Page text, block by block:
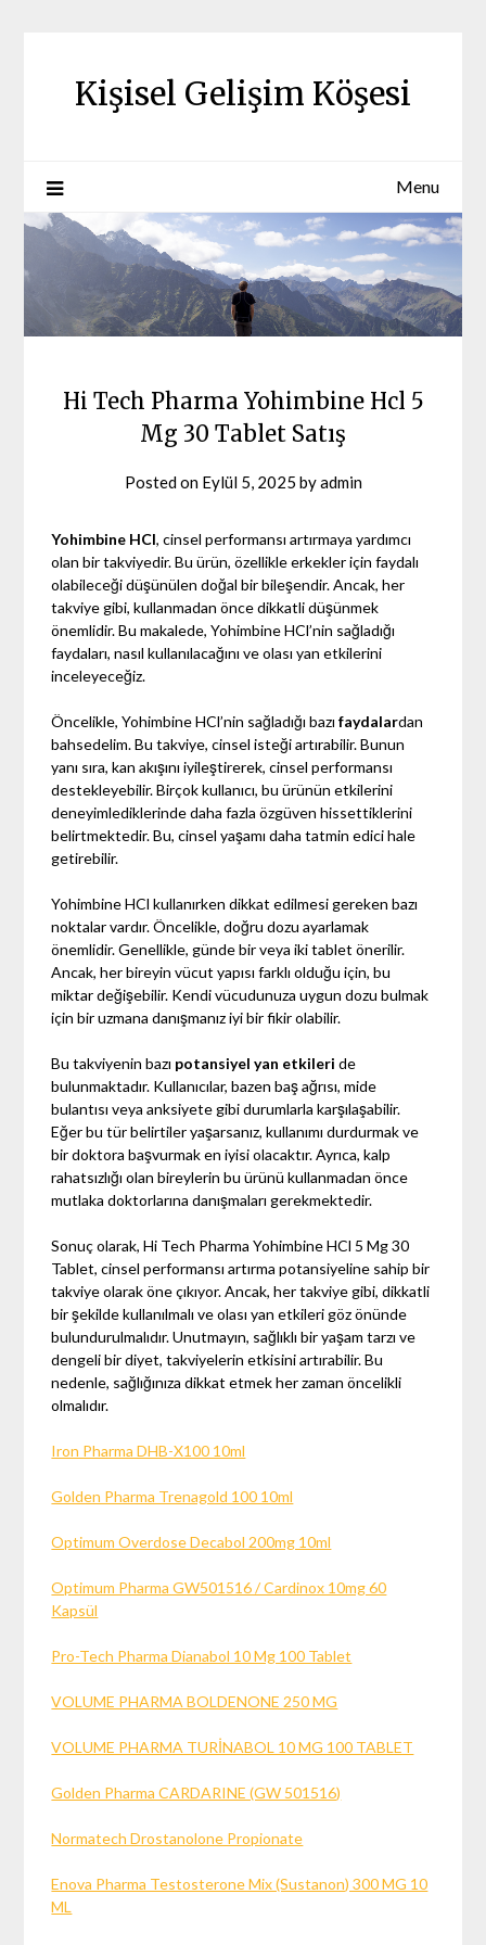
Kişisel Gelişim Köşesi
Menu
Hi Tech Pharma Yohimbine Hcl 5
Mg 30 Tablet Satış
Posted on Eylül 5, 2025 byadmin
Yohimbine HCl, cinsel performansı artırmaya yardımcı
olan bir takviyedir. Bu ürün, özellikle erkekler için faydalı
olabileceği düşünülen doğal bir bileşendir. Ancak, her
takviye gibi, kullanmadan önce dikkatli düşünmek
önemlidir. Bu makalede, Yohimbine HCl’nin sağladığı
faydaları, nasıl kullanılacağını ve olası yan etkilerini
inceleyeceğiz.
Öncelikle, Yohimbine HCl’nin sağladığı bazıfaydalardan
bahsedelim. Bu takviye, cinsel isteği artırabilir. Bunun
yanı sıra, kan akışını iyileştirerek, cinsel performansı
destekleyebilir. Birçok kullanıcı, bu ürünün etkilerini
deneyimlediklerinde daha fazla özgüven hissettiklerini
belirtmektedir. Bu, cinsel yaşamı daha tatmin edici hale
getirebilir.
Yohimbine HCl kullanırken dikkat edilmesi gereken bazı
noktalar vardır. Öncelikle, doğru dozu ayarlamak
önemlidir. Genellikle, günde bir veya iki tablet önerilir.
Ancak, her bireyin vücut yapısı farklı olduğu için, bu
miktar değişebilir. Kendi vücudunuza uygun dozu bulmak
için bir uzmana danışmanız iyi bir fikir olabilir.
Bu takviyenin bazı potansiyel yan etkileri de
bulunmaktadır. Kullanıcılar, bazen baş ağrısı, mide
bulantısı veya anksiyete gibi durumlarla karşılaşabilir.
Eğer bu tür belirtiler yaşarsanız, kullanımı durdurmak ve
bir doktora başvurmak en iyisi olacaktır. Ayrıca, kalp
rahatsızlığı olan bireylerin bu ürünü kullanmadan önce
mutlaka doktorlarına danışmaları gerekmektedir.
Sonuç olarak, Hi Tech Pharma Yohimbine HCl 5 Mg 30
Tablet, cinsel performansı artırma potansiyeline sahip bir
takviye olarak öne çıkıyor. Ancak, her takviye gibi, dikkatli
bir şekilde kullanılmalı ve olası yan etkileri göz önünde
bulundurulmalıdır. Unutmayın, sağlıklı bir yaşam tarzı ve
dengeli bir diyet, takviyelerin etkisini artırabilir. Bu
nedenle, sağlığınıza dikkat etmek her zaman öncelikli
olmalıdır.
Iron Pharma DHB-X100 10ml
Golden Pharma Trenagold 100 10ml
Optimum Overdose Decabol 200mg 10ml
Optimum Pharma GW501516 / Cardinox 10mg 60
Kapsül
Pro-Tech Pharma Dianabol 10 Mg 100 Tablet
VOLUME PHARMA BOLDENONE 250 MG
VOLUME PHARMA TURİNABOL 10 MG 100 TABLET
Golden Pharma CARDARINE (GW 501516)
Normatech Drostanolone Propionate
Enova Pharma Testosterone Mix (Sustanon) 300 MG 10
ML